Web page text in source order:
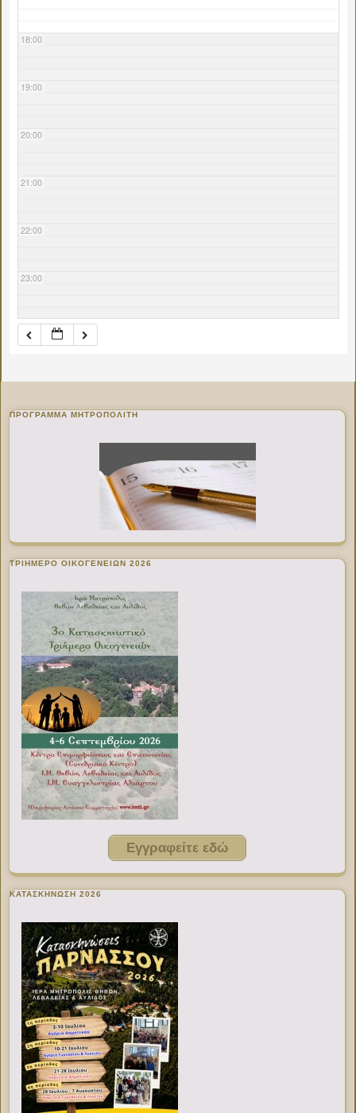
18:00
19:00
20:00
21:00
22:00
23:00
ΠΡΌΓΡΑΜΜΑ ΜΗΤΡΟΠΟΛΊΤΗ
ΤΡΙΗΜΕΡΟ ΟΙΚΟΓΕΝΕΙΩΝ 2026
Εγγραφείτε εδώ
ΚΑΤΑΣΚΗΝΩΣΗ 2026